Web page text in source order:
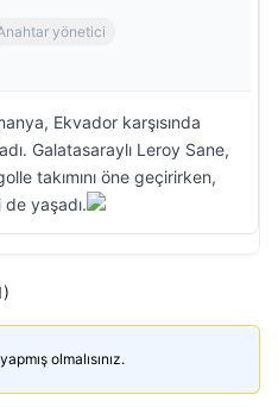
yönetici
Ekvador karşısında
Galatasaraylı Leroy Sane,
takımını öne geçirirken,
yaşadı.
olmalısınız.